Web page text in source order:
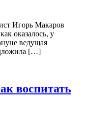
Игорь Макаров
оказалось, у
ведущая
[…]
воспитать